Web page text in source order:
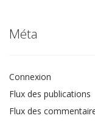
Méta
Connexion
Flux des publications
Flux des